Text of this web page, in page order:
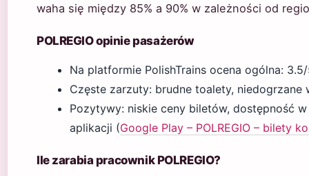
waha się między 85% a 90% w zależności od
POLREGIO opinie pasażerów
Na platformie PolishTrains ocena ogólna:
Częste zarzuty: brudne toalety,
Pozytywy: niskie ceny biletów, dostępność
aplikacji (Google Play – POLREGIO – bilety
Ile zarabia pracownik POLREGIO?